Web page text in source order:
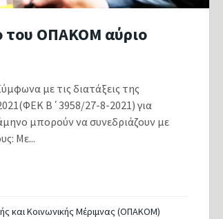
του ΟΠΑΚΟΜ αύριο
με τις διατάξεις της
Β΄3958/27-8-2021) για
μπορούν να συνεδριάζουν με
Με...
και Κοινωνικής Μέριμνας (ΟΠΑΚΟΜ)